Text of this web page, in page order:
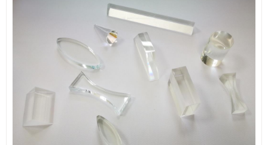
ИЗКУСТВА
СПОРТ
МЕБЕЛИ И ОБОРУДВАНЕ
КАНЦЕЛАРСКИ МАТЕРИАЛИ
КНИГИ И УЧЕБНИЦИ